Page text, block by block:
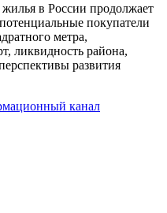
в России продолжает
покупатели
метра,
ликвидность района,
развития
канал